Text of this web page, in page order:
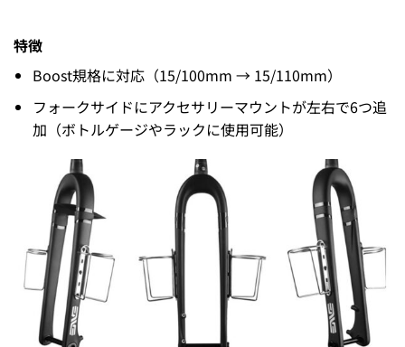
特徴
Boost規格に対応（15/100mm → 15/110mm）
フォークサイドにアクセサリーマウントが左右で6つ追
加（ボトルゲージやラックに使用可能）